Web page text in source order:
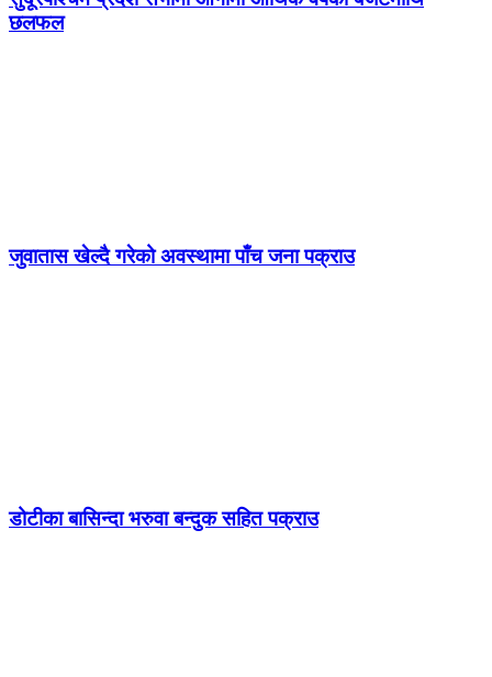
छलफल
जुवातास खेल्दै गरेको अवस्थामा पाँच जना पक्राउ
डोटीका बासिन्दा भरुवा बन्दुक सहित पक्राउ